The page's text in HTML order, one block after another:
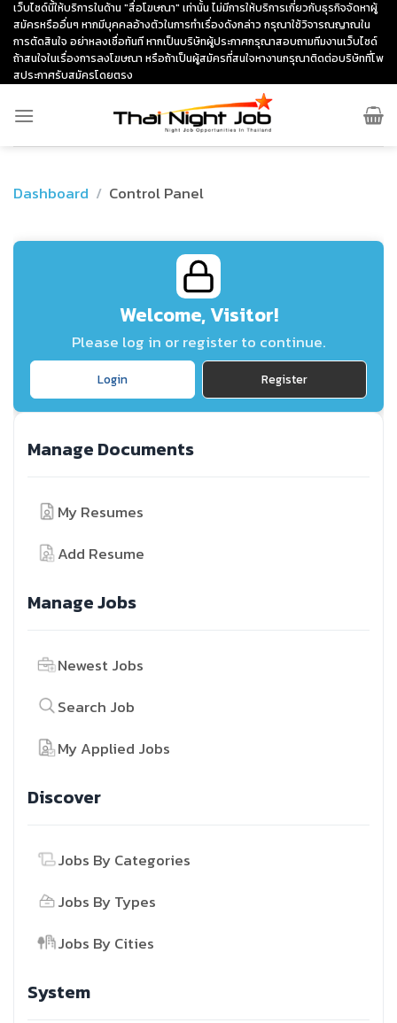
Skip
content
เว็บไซด์นี้ให้บริการในด้าน "สื่อโฆษณา" เท่านั้น ไม่มีการให้บริการเกี่ยวกับธุรกิจจัดหาผู้
สมัครหรืออื่นๆ หากมีบุคคลอ้างตัวในการทำเรื่องดังกล่าว กรุณาใช้วิจารณญาณใน
การตัดสินใจ อย่าหลงเชื่อทันที หากเป็นบริษัทผู้ประกาศกรุณาสอบถามทีมงานเว็บไซด์
ถ้าสนใจในเรื่องการลงโฆษณา หรือถ้าเป็นผู้สมัครที่สนใจหางานกรุณาติดต่อบริษัทที่โพ
สประกาศรับสมัครโดยตรง
Dashboard Control Panel
Welcome, Visitor!
Please log in or register to continue.
Login Register
Manage Documents
My Resumes
Add Resume
Manage Jobs
Newest Jobs
Search Job
My Applied Jobs
Discover
Jobs By Categories
Jobs By Types
Jobs By Cities
System